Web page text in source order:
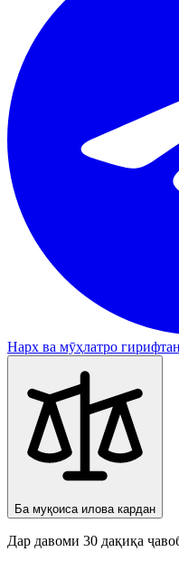
Нарх ва мӯҳлатро гирифтан
Ба муқоиса илова кардан
Дар давоми 30 дақиқа